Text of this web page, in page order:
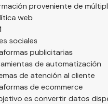
proveniente de
web
sociales
publicitarias
de automatización
de atención al cliente
de ecommerce
es convertir datos